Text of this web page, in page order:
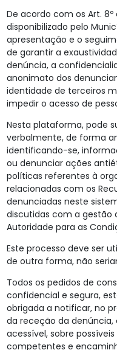
De acordo com os Art.
disponibilizado pelo
apresentação e o
de garantir a
denúncia, a
anonimato dos
identidade de terceiros
impedir o acesso de
Nesta plataforma, pode
verbalmente, de forma
identificando-se,
ou denunciar ações
políticas referentes à
relacionadas com os
denunciadas neste
discutidas com a gestão
Autoridade para as
Este processo deve ser
de outra forma, não
Todos os pedidos de
confidencial e segura,
obrigada a notificar, no
da receção da
acessível, sobre
competentes e